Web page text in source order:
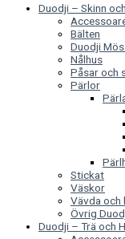
Duodji – Skinn
Bälten
Duodji
Nålhus
Påsar och
Pärlor
Stickat
Väskor
Vävda och
Övrig
Duodji – Trä och